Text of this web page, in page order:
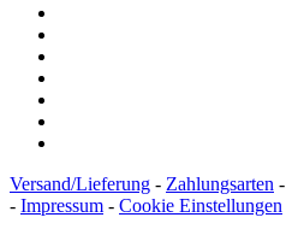
Versand/Lieferung - Zahlungsarten -
- Impressum - Cookie Einstellungen